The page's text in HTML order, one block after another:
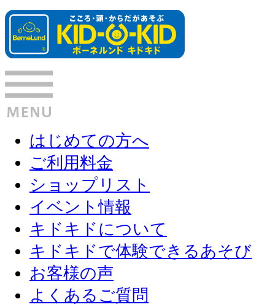
はじめての方へ
ご利用料金
ショップリスト
イベント情報
キドキドについて
キドキドで体験できるあそび
お客様の声
よくあるご質問